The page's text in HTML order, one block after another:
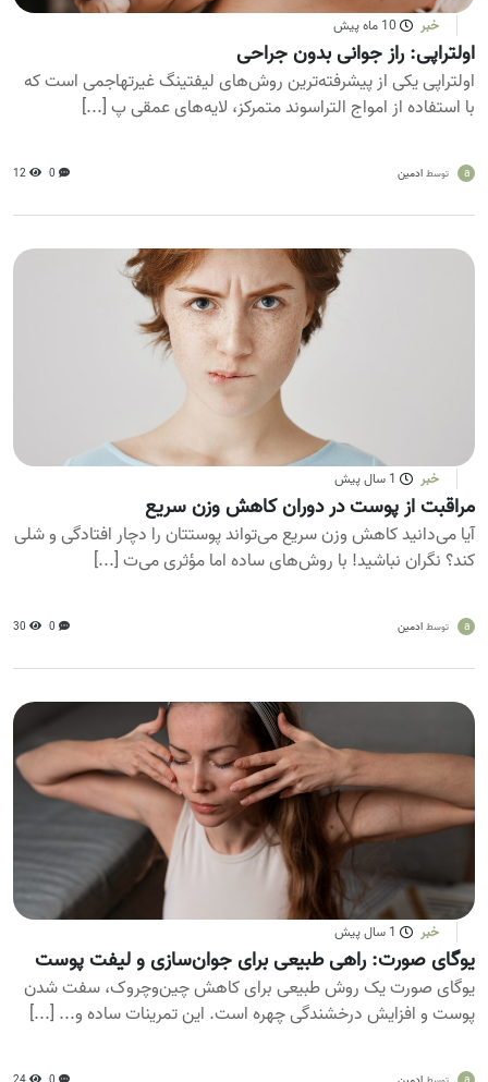
خبر 10 ماه پیش
اولتراپی: راز جوانی بدون جراحی
اولتراپی یکی از پیشرفته‌ترین روش‌های لیفتینگ غیرتهاجمی است که
با استفاده از امواج التراسوند متمرکز، لایه‌های عمقی پ [...]
a توسط ادمین 0
12
خبر 1 سال پیش
مراقبت از پوست در دوران کاهش وزن سریع
آیا می‌دانید کاهش وزن سریع می‌تواند پوستتان را دچار افتادگی و شلی
کند؟ نگران نباشید! با روش‌های ساده اما مؤثری می‌ت [...]
a توسط ادمین 0
30
خبر 1 سال پیش
یوگای صورت: راهی طبیعی برای جوان‌سازی و لیفت پوست
یوگای صورت یک روش طبیعی برای کاهش چین‌وچروک، سفت شدن
پوست و افزایش درخشندگی چهره است. این تمرینات ساده و... [...]